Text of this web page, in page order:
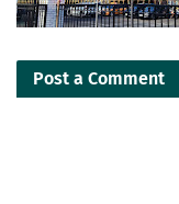
Post a Comment